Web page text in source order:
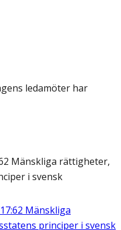
ledamöter har
Mänskliga rättigheter,
i svensk
Mänskliga
principer i svensk